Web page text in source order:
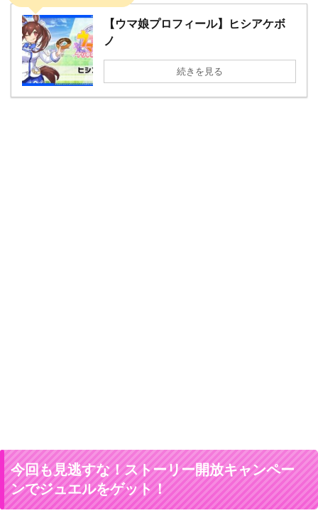
【ウマ娘プロフィール】ヒシアケボ
ノ
続きを見る
今回も見逃すな！ストーリー開放キャンペー
ンでジュエルをゲット！